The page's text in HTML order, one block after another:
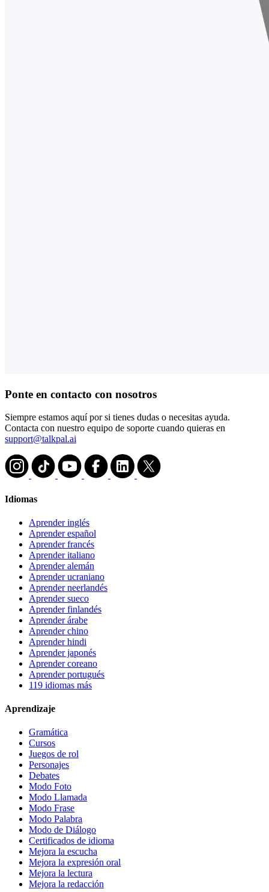
Ponte en contacto con nosotros
Siempre estamos aquí por si tienes dudas o necesitas ayuda.
Contacta con nuestro equipo de soporte cuando quieras en
support@talkpal.ai
Idiomas
Aprender inglés
Aprender español
Aprender francés
Aprender italiano
Aprender alemán
Aprender ucraniano
Aprender neerlandés
Aprender sueco
Aprender finlandés
Aprender árabe
Aprender chino
Aprender hindi
Aprender japonés
Aprender coreano
Aprender portugués
119 idiomas más
Aprendizaje
Gramática
Cursos
Juegos de rol
Personajes
Debates
Modo Foto
Modo Llamada
Modo Frase
Modo Palabra
Modo de Diálogo
Certificados de idioma
Mejora la escucha
Mejora la expresión oral
Mejora la lectura
Mejora la redacción